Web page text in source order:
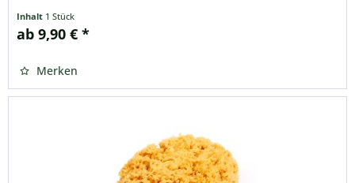
Inhalt 1 Stück
ab 9,90 € *
Merken